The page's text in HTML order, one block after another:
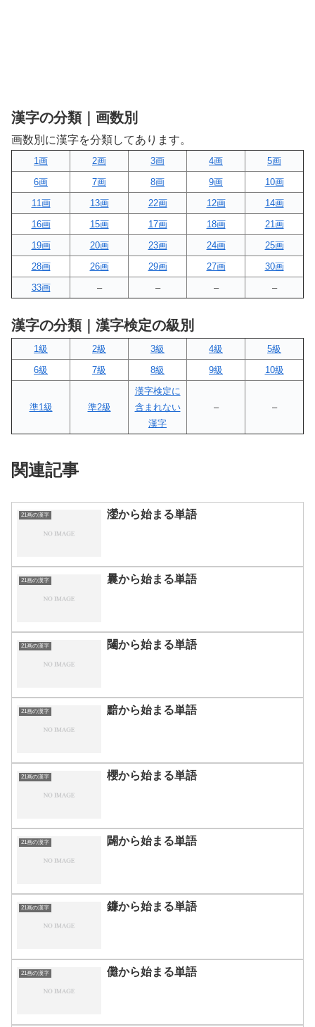
漢字の分類｜画数別
画数別に漢字を分類してあります。
1画 2画 3画 4画
5画
6画
7画 8画 9画
10画
11画
13画 22画 12画
14画
16画
15画 17画 18画
21画
19画
20画 23画 24画
25画
28画
26画 29画 27画
30画
33画
– – – –
漢字の分類｜漢字検定の級別
1級 2級 3級 4級
5級
6級
7級 8級 9級 10級
準1級 準2級
漢字検定に
含まれない
漢字
– –
関連記事
21画の漢字 灐から始まる単語
21画の漢字 曩から始まる単語
21画の漢字 闥から始まる単語
21画の漢字 黯から始まる単語
21画の漢字 櫻から始まる単語
21画の漢字 闢から始まる単語
21画の漢字 鐮から始まる単語
21画の漢字 儺から始まる単語